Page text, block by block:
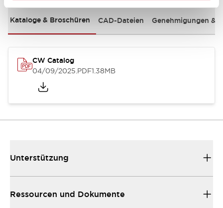
Kataloge & Broschüren CAD-Dateien Genehmigungen &
CW Catalog
04/09/2025.PDF1.38MB
Unterstützung
Ressourcen und Dokumente